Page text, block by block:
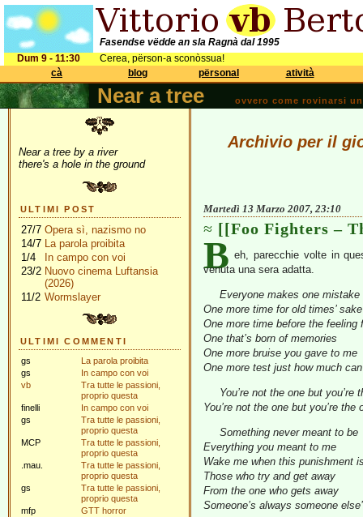
Fasendse vëdde an sla Ragnà dal 1995
Dum 9 - 11:30
Cerea, përson-a sconòssua!
cà
blog përsonal atività
Near a tree ovvero come rovinarsi
Near a tree by a river
there's a hole in the ground
ULTIMI POST
27/7 Opera sì, nazismo no
14/7 La parola proibita
1/4
In campo con voi
23/2 Nuovo cinema Luftansia
(2026)
11/2 Wormslayer
ULTIMI COMMENTI
gs
La parola proibita
gs
In campo con voi
vb
Tra tutte le passioni,
proprio questa
finelli
In campo con voi
gs
Tra tutte le passioni,
proprio questa
MCP
Tra tutte le passioni,
proprio questa
.mau.
Tra tutte le passioni,
proprio questa
gs
Tra tutte le passioni,
proprio questa
mfp
GTT horror
Archivio per il
Martedì 13 Marzo 2007, 23:10
[[Foo Fighters –
B eh, parecchie volte in
venuta una sera adatta.
Everyone makes one mistake
One more time for old times’ sake
One more time before the feeling
One that’s born of memories
One more bruise you gave to me
One more test just how much
You’re not the one but
You’re not the one but you’re
Something never meant to be
Everything you meant to me
Wake me when this punishment
Those who try and get away
From the one who gets away
Someone’s always someone